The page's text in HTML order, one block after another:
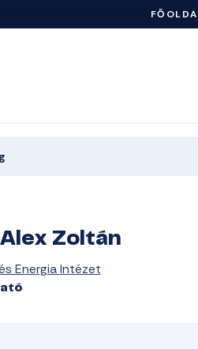
Zoltán
Energia Intézet